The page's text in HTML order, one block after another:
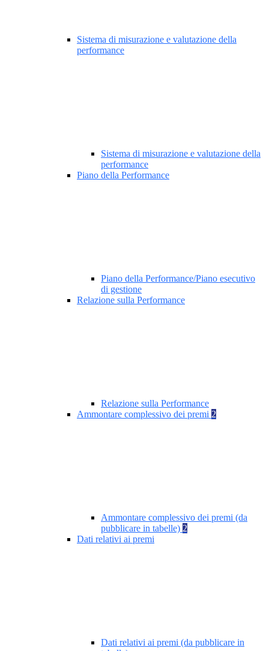
Sistema di misurazione e valutazione della
performance
Sistema di misurazione e valutazione della
performance
Piano della Performance
Piano della Performance/Piano esecutivo
di gestione
Relazione sulla Performance
Relazione sulla Performance
Ammontare complessivo dei premi 2
Ammontare complessivo dei premi (da
pubblicare in tabelle) 2
Dati relativi ai premi
Dati relativi ai premi (da pubblicare in